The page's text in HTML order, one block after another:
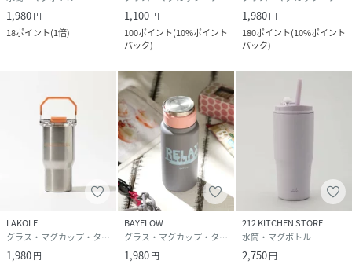
1,980円
18ポイント(1倍)
1,100円
100ポイント(10%ポイント
バック)
1,980円
180ポイント(10%ポイント
バック)
LAKOLE
グラス・マグカップ・タンブラー
1,980円
BAYFLOW
グラス・マグカップ・タンブラー
1,980円
212 KITCHEN STORE
水筒・マグボトル
2,750円